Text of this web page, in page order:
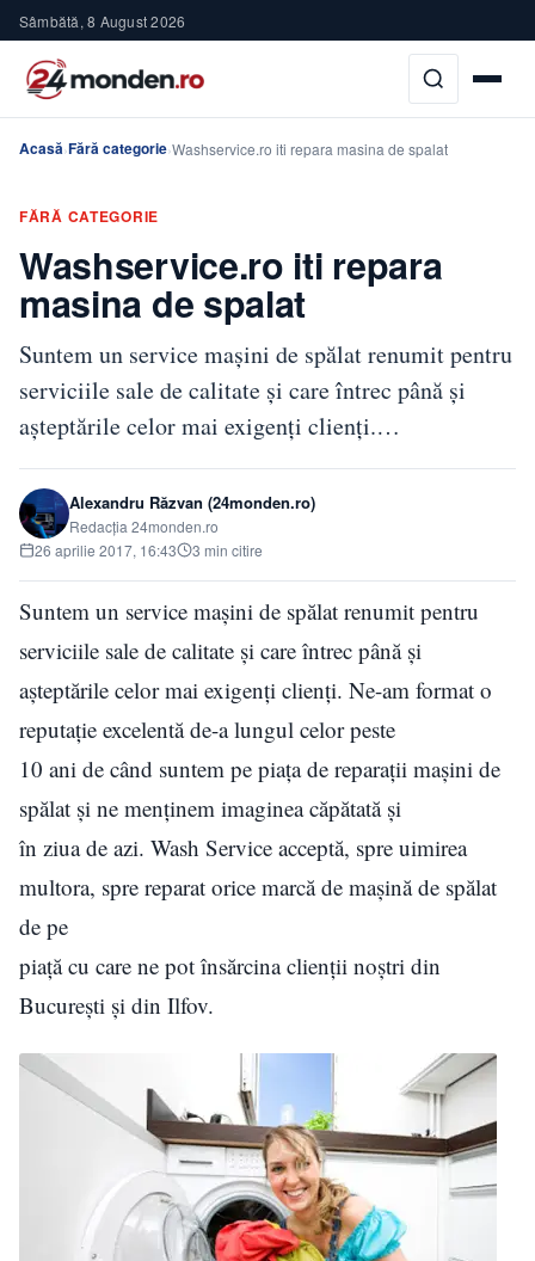
Sâmbătă, 8 August 2026
Acasă›Fără categorie›Washservice.ro iti repara masina de spalat
FĂRĂ CATEGORIE
Washservice.ro iti repara
masina de spalat
Suntem un service mașini de spălat renumit pentru
serviciile sale de calitate și care întrec până și
așteptările celor mai exigenți clienți.…
Alexandru Răzvan (24monden.ro)
Redacția 24monden.ro
26 aprilie 2017, 16:43
3 min citire
Suntem un service mașini de spălat renumit pentru
serviciile sale de calitate și care întrec până și
așteptările celor mai exigenți clienți. Ne-am format o
reputație excelentă de-a lungul celor peste
10 ani de când suntem pe piața de reparații mașini de
spălat și ne menținem imaginea căpătată și
în ziua de azi. Wash Service acceptă, spre uimirea
multora, spre reparat orice marcă de mașină de spălat
de pe
piață cu care ne pot însărcina clienții noștri din
București și din Ilfov.